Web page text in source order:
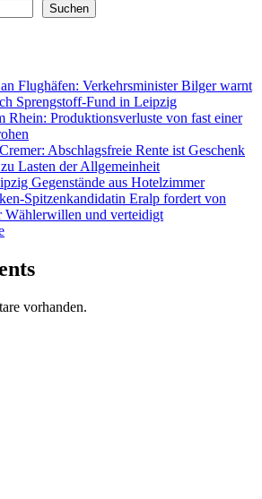
Suchen
Flughäfen: Verkehrsminister Bilger warnt
Sprengstoff-Fund in Leipzig
Rhein: Produktionsverluste von fast einer
Abschlagsfreie Rente ist Geschenk
Lasten der Allgemeinheit
Gegenstände aus Hotelzimmer
Spitzenkandidatin Eralp fordert von
Wählerwillen und verteidigt
vorhanden.